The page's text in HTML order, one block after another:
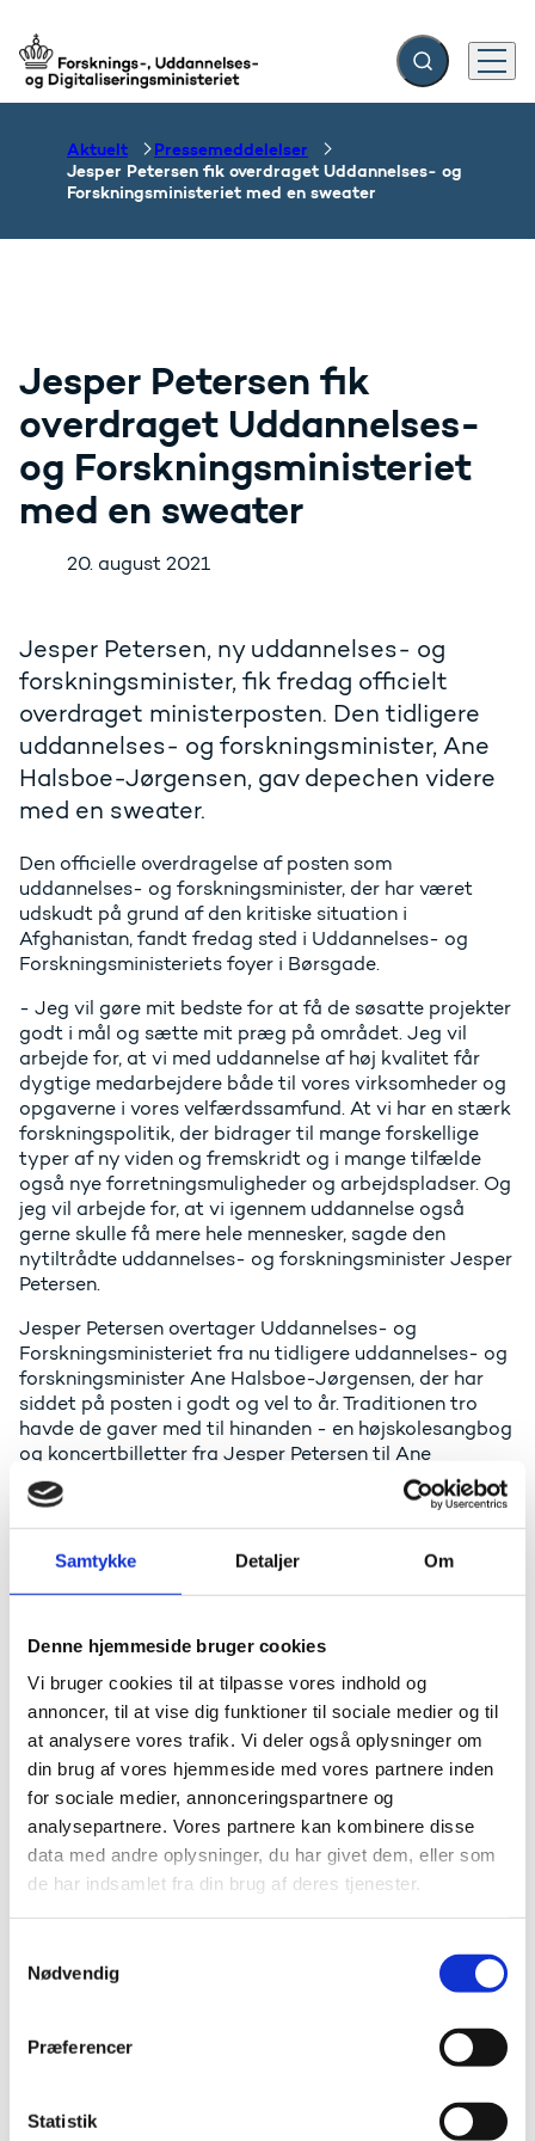
Samtykke Detaljer Om
Denne hjemmeside bruger cookies
Vi bruger cookies til at tilpasse vores indhold og
annoncer, til at vise dig funktioner til sociale medier og til
at analysere vores trafik. Vi deler også oplysninger om
din brug af vores hjemmeside med vores partnere inden
for sociale medier, annonceringspartnere og
analysepartnere. Vores partnere kan kombinere disse
data med andre oplysninger, du har givet dem, eller som
de har indsamlet fra din brug af deres tjenester.
Nødvendig
Præferencer
Statistik
Gå til forsiden Fold søgefelt ud
Menu
Aktuelt
Pressemeddelelser
Jesper Petersen fik overdraget Uddannelses- og
Forskningsministeriet med en sweater
Jesper Petersen fik
overdraget Uddannelses-
og Forskningsministeriet
med en sweater
20. august 2021
Jesper Petersen, ny uddannelses- og
forskningsminister, fik fredag officielt
overdraget ministerposten. Den tidligere
uddannelses- og forskningsminister, Ane
Halsboe-Jørgensen, gav depechen videre
med en sweater.
Den officielle overdragelse af posten som
uddannelses- og forskningsminister, der har været
udskudt på grund af den kritiske situation i
Afghanistan, fandt fredag sted i Uddannelses- og
Forskningsministeriets foyer i Børsgade.
- Jeg vil gøre mit bedste for at få de søsatte projekter
godt i mål og sætte mit præg på området. Jeg vil
arbejde for, at vi med uddannelse af høj kvalitet får
dygtige medarbejdere både til vores virksomheder og
opgaverne i vores velfærdssamfund. At vi har en stærk
forskningspolitik, der bidrager til mange forskellige
typer af ny viden og fremskridt og i mange tilfælde
også nye forretningsmuligheder og arbejdspladser. Og
jeg vil arbejde for, at vi igennem uddannelse også
gerne skulle få mere hele mennesker, sagde den
nytiltrådte uddannelses- og forskningsminister Jesper
Petersen.
Jesper Petersen overtager Uddannelses- og
Forskningsministeriet fra nu tidligere uddannelses- og
forskningsminister Ane Halsboe-Jørgensen, der har
siddet på posten i godt og vel to år. Traditionen tro
havde de gaver med til hinanden - en højskolesangbog
og koncertbilletter fra Jesper Petersen til Ane
Halsboe-Jørgensen og en sweater fra Ane Halsboe-
Jørgensen til Jesper Petersen.
- Når jeg ikke nåede at bringe pædagoguddannelsen
et bedre sted hen, så er jeg glad for, at det er dig, der
skal føre det arbejde videre. Derfor har jeg en varm
du skal besøge vores pædagoguddannelser. Og så er
den selvfølgelig second hand for at markere arbejdet
med den grønne omstilling, sagde Ane Halsboe-
Jørgensen, tidligere uddannelses- og
forskningsminister ved overdragelsen.
Jesper Petersen og Ane Halsboe-Jørgensen
ved overdragelsen i Uddannelses- og